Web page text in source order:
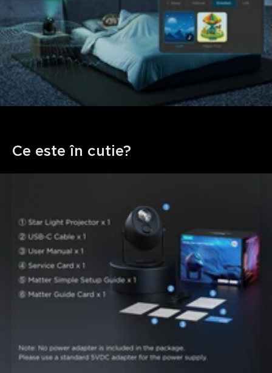
Ce este în cutie?